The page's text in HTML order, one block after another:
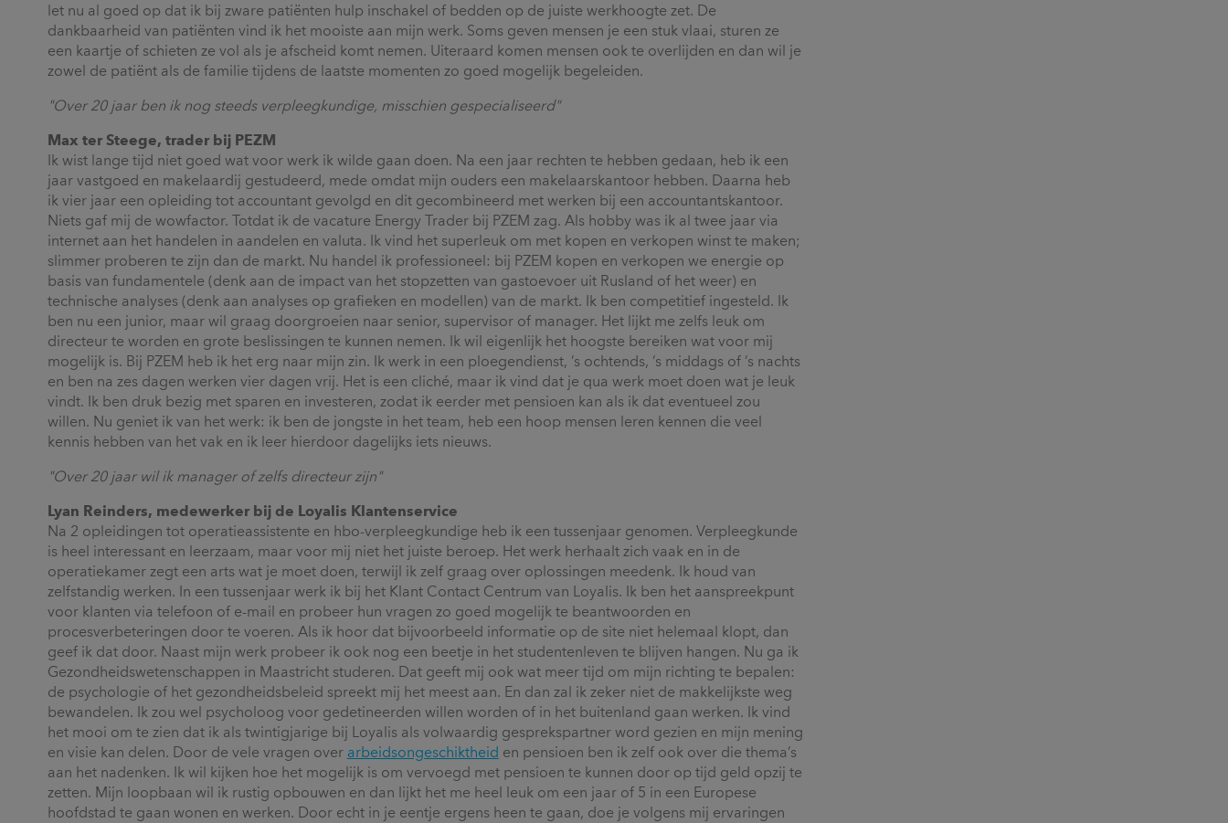
let nu al goed op dat ik bij zware patiënten hulp inschakel of bedden op de juiste werkhoogte zet. De
dankbaarheid van patiënten vind ik het mooiste aan mijn werk. Soms geven mensen je een stuk vlaai, sturen ze
een kaartje of schieten ze vol als je afscheid komt nemen. Uiteraard komen mensen ook te overlijden en dan wil je
zowel de patiënt als de familie tijdens de laatste momenten zo goed mogelijk begeleiden.
"Over 20 jaar ben ik nog steeds verpleegkundige, misschien gespecialiseerd"
Max ter Steege, trader bij PEZM
Ik wist lange tijd niet goed wat voor werk ik wilde gaan doen. Na een jaar rechten te hebben gedaan, heb ik een
jaar vastgoed en makelaardij gestudeerd, mede omdat mijn ouders een makelaarskantoor hebben. Daarna heb
ik vier jaar een opleiding tot accountant gevolgd en dit gecombineerd met werken bij een accountantskantoor.
Niets gaf mij de wowfactor. Totdat ik de vacature Energy Trader bij PZEM zag. Als hobby was ik al twee jaar via
internet aan het handelen in aandelen en valuta. Ik vind het superleuk om met kopen en verkopen winst te maken;
slimmer proberen te zijn dan de markt. Nu handel ik professioneel: bij PZEM kopen en verkopen we energie op
basis van fundamentele (denk aan de impact van het stopzetten van gastoevoer uit Rusland of het weer) en
technische analyses (denk aan analyses op grafieken en modellen) van de markt. Ik ben competitief ingesteld. Ik
ben nu een junior, maar wil graag doorgroeien naar senior, supervisor of manager. Het lijkt me zelfs leuk om
directeur te worden en grote beslissingen te kunnen nemen. Ik wil eigenlijk het hoogste bereiken wat voor mij
mogelijk is. Bij PZEM heb ik het erg naar mijn zin. Ik werk in een ploegendienst, ’s ochtends, ’s middags of ’s nachts
en ben na zes dagen werken vier dagen vrij. Het is een cliché, maar ik vind dat je qua werk moet doen wat je leuk
vindt. Ik ben druk bezig met sparen en investeren, zodat ik eerder met pensioen kan als ik dat eventueel zou
willen. Nu geniet ik van het werk: ik ben de jongste in het team, heb een hoop mensen leren kennen die veel
kennis hebben van het vak en ik leer hierdoor dagelijks iets nieuws.
"Over 20 jaar wil ik manager of zelfs directeur zijn"
Lyan Reinders, medewerker bij de Loyalis Klantenservice
Na 2 opleidingen tot operatieassistente en hbo-verpleegkundige heb ik een tussenjaar genomen. Verpleegkunde
is heel interessant en leerzaam, maar voor mij niet het juiste beroep. Het werk herhaalt zich vaak en in de
operatiekamer zegt een arts wat je moet doen, terwijl ik zelf graag over oplossingen meedenk. Ik houd van
zelfstandig werken. In een tussenjaar werk ik bij het Klant Contact Centrum van Loyalis. Ik ben het aanspreekpunt
voor klanten via telefoon of e-mail en probeer hun vragen zo goed mogelijk te beantwoorden en
procesverbeteringen door te voeren. Als ik hoor dat bijvoorbeeld informatie op de site niet helemaal klopt, dan
geef ik dat door. Naast mijn werk probeer ik ook nog een beetje in het studentenleven te blijven hangen. Nu ga ik
Gezondheidswetenschappen in Maastricht studeren. Dat geeft mij ook wat meer tijd om mijn richting te bepalen:
de psychologie of het gezondheidsbeleid spreekt mij het meest aan. En dan zal ik zeker niet de makkelijkste weg
bewandelen. Ik zou wel psycholoog voor gedetineerden willen worden of in het buitenland gaan werken. Ik vind
het mooi om te zien dat ik als twintigjarige bij Loyalis als volwaardig gesprekspartner word gezien en mijn mening
en visie kan delen. Door de vele vragen over arbeidsongeschiktheid en pensioen ben ik zelf ook over die thema’s
aan het nadenken. Ik wil kijken hoe het mogelijk is om vervoegd met pensioen te kunnen door op tijd geld opzij te
zetten. Mijn loopbaan wil ik rustig opbouwen en dan lijkt het me heel leuk om een jaar of 5 in een Europese
hoofdstad te gaan wonen en werken. Door echt in je eentje ergens heen te gaan, doe je volgens mij ervaringen